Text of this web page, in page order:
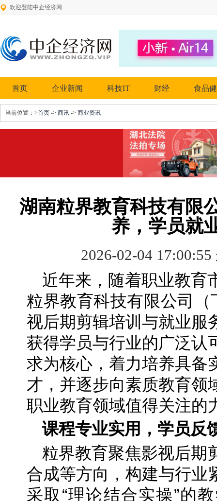
欢迎登陆中企经济网
首页 企业新闻 科技IT 财经 食品
当前位置： >首页 -> 商讯 -> 商业资讯
湖南粒界教育科技有限
养，学员就
2026-02-04
近年来，随着职业教育
粒界教育科技有限公司（
视后期剪辑培训与就业服
获得学员与行业的广泛认
求为核心，着力培养具备
才，并逐步向素质教育领
职业教育领域值得关注的
课程专业实用，学员反
粒界教育聚焦影视后期
合成等方向，构建与行业
采取“理论结合实操”的